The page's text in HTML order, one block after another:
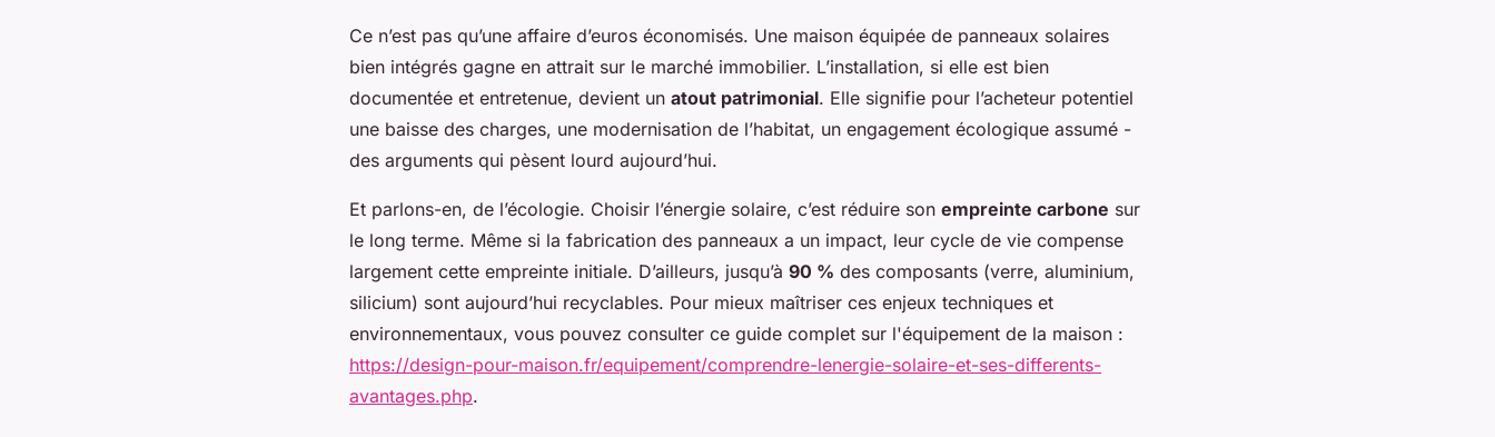
Ce n’est pas qu’une affaire d’euros économisés. Une maison équipée de panneaux solaires
bien intégrés gagne en attrait sur le marché immobilier. L’installation, si elle est bien
documentée et entretenue, devient un atout patrimonial. Elle signifie pour l’acheteur potentiel
une baisse des charges, une modernisation de l’habitat, un engagement écologique assumé -
des arguments qui pèsent lourd aujourd’hui.
Et parlons-en, de l’écologie. Choisir l’énergie solaire, c’est réduire son empreinte carbone sur
le long terme. Même si la fabrication des panneaux a un impact, leur cycle de vie compense
largement cette empreinte initiale. D’ailleurs, jusqu’à 90 % des composants (verre, aluminium,
silicium) sont aujourd’hui recyclables. Pour mieux maîtriser ces enjeux techniques et
environnementaux, vous pouvez consulter ce guide complet sur l'équipement de la maison :
https://design-pour-maison.fr/equipement/comprendre-lenergie-solaire-et-ses-differents-
avantages.php.